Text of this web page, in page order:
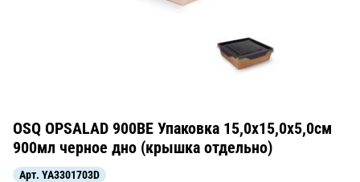
OSQ OPSALAD 900BE Упаковка 15,0х15,0х5,0см
900мл черное дно (крышка отдельно)
Арт. YA3301703D